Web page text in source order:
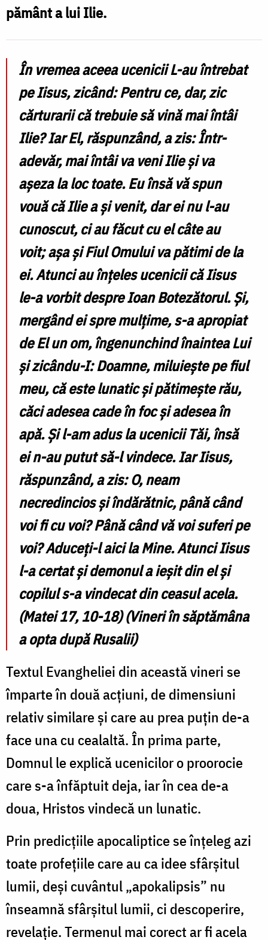
pământ a lui Ilie.
În vremea aceea ucenicii L-au întrebat
pe Iisus, zicând: Pentru ce, dar, zic
cărturarii că trebuie să vină mai întâi
Ilie?Iar El, răspunzând, a zis: Într-
adevăr, mai întâi va veni Ilie și va
așeza la loc toate. Eu însă vă spun
vouă că Ilie a și venit, dar ei nu l-au
cunoscut, ci au făcut cu el câte au
voit; așa și Fiul Omului va pătimi de la
ei. Atunci au înțeles ucenicii că Iisus
le-a vorbit despre Ioan Botezătorul. Și,
mergând ei spre mulțime, s-a apropiat
de El un om, îngenunchind înaintea Lui
și zicându-I: Doamne, miluiește pe fiul
meu, că este lunatic și pătimește rău,
căci adesea cade în foc și adesea în
apă. Și l-am adus la ucenicii Tăi, însă
ei n-au putut să-l vindece. Iar Iisus,
răspunzând, a zis: O, neam
necredincios și îndărătnic, până când
voi fi cu voi? Până când vă voi suferi pe
voi? Aduceți-l aici la Mine.Atunci Iisus
l-a certat și demonul a ieșit din el și
copilul s-a vindecat din ceasul acela.
(Matei 17, 10-18) (Vineri în săptămâna
a opta după Rusalii)
Textul Evangheliei din această vineri se
împarte în două acțiuni, de dimensiuni
relativ similare și care au prea puțin de-a
face una cu cealaltă. În prima parte,
Domnul le explică ucenicilor o proorocie
care s-a înfăptuit deja, iar în cea de-a
doua, Hristos vindecă un lunatic.
Prin predicțiile apocaliptice se înțeleg azi
toate profețiile care au ca idee sfârșitul
lumii, deși cuvântul „apokalipsis” nu
înseamnă sfârșitul lumii, ci descoperire,
revelație. Termenul mai corect ar fi acela